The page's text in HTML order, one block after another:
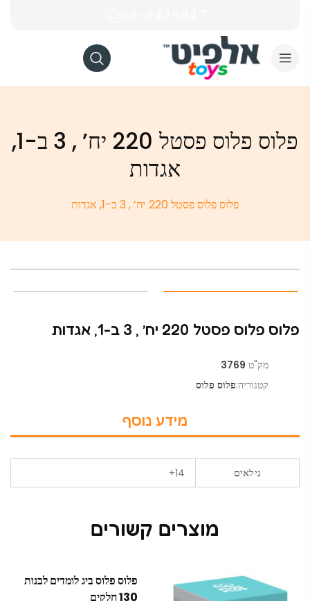
פלוס פלוס פסטל 220 יח’ , 3 ב-1,
אגדות
פלוס פלוס פסטל 220 יח’ , 3 ב-1, אגדות
פלוס פלוס פסטל 220 יח’ , 3 ב-1, אגדות
מק"ט 3769
קטגוריה:פלוס פלוס
מידע נוסף
גילאים 14+
מוצרים קשורים
פלוס פלוס ביג לומדים לבנות
130 חלקים